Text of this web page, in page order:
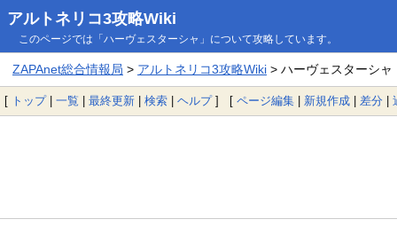
アルトネリコ3攻略Wiki
このページでは「ハーヴェスターシャ」について攻略しています。
ZAPAnet総合情報局 > アルトネリコ3攻略Wiki> ハーヴェスターシャ
[ トップ| 一覧 | 最終更新 | 検索 | ヘルプ] [ ページ編集 | 新規作成 | 差分 |